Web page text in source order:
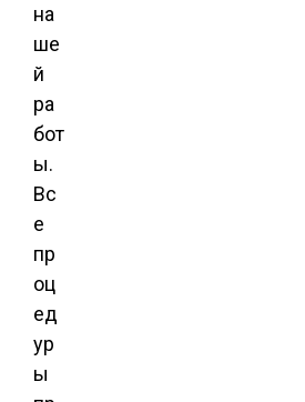
на
ше
й
ра
бот
ы.
Вс
е
пр
оц
ед
ур
ы